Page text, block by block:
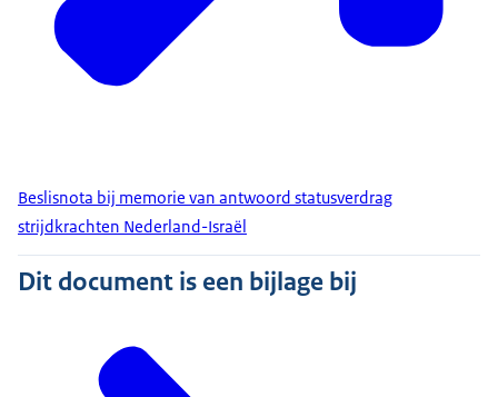
Beslisnota bij memorie van antwoord statusverdrag
strijdkrachten Nederland-Israël
Dit document is een bijlage bij